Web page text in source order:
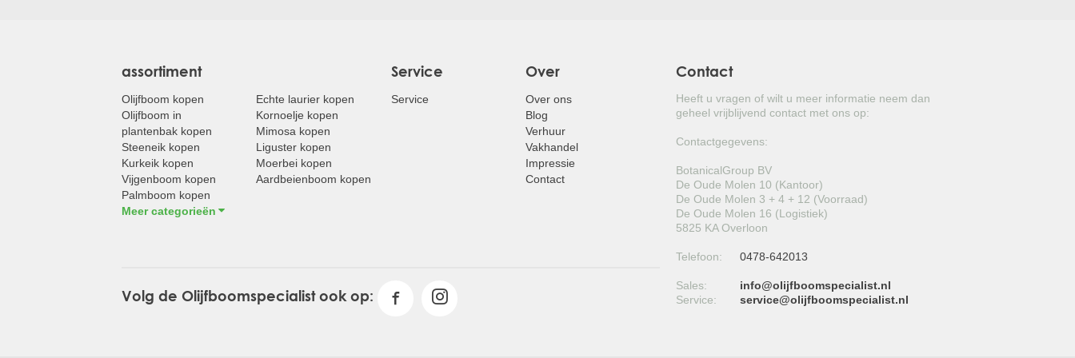
assortiment
Olijfboom kopen
Olijfboom in
plantenbak kopen
Steeneik kopen
Kurkeik kopen
Vijgenboom kopen
Palmboom kopen
Meer categorieën
Echte laurier kopen
Kornoelje kopen
Mimosa kopen
Liguster kopen
Moerbei kopen
Aardbeienboom kopen
Service
Service
Over
Over ons
Blog
Verhuur
Vakhandel
Impressie
Contact
Volg de Olijfboomspecialist ook op:
Contact
Heeft u vragen of wilt u meer informatie neem dan
geheel vrijblijvend contact met ons op:
Contactgegevens:
BotanicalGroup BV
De Oude Molen 10 (Kantoor)
De Oude Molen 3 + 4 + 12 (Voorraad)
De Oude Molen 16 (Logistiek)
5825 KA Overloon
Telefoon: 0478-642013
Sales:
info@olijfboomspecialist.nl
Service:
service@olijfboomspecialist.nl